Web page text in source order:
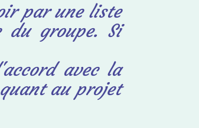
par une liste
groupe. Si
avec la
au projet